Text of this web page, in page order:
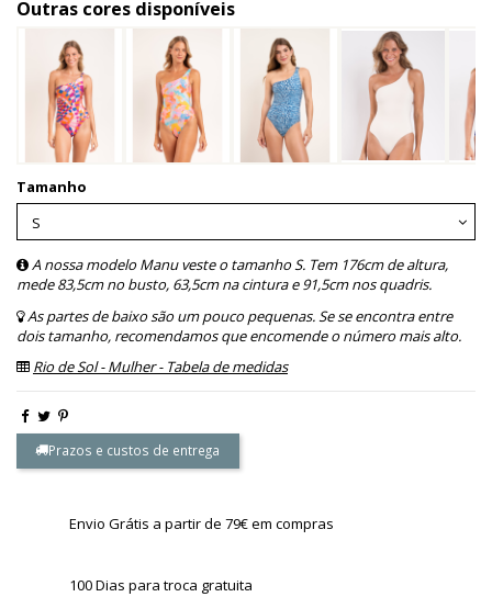
Outras cores disponíveis
Tamanho
A nossa modelo Manu veste o tamanho S. Tem 176cm de altura,
mede 83,5cm no busto, 63,5cm na cintura e 91,5cm nos quadris.
As partes de baixo são um pouco pequenas. Se se encontra entre
dois tamanho, recomendamos que encomende o número mais alto.
Rio de Sol - Mulher - Tabela de medidas
Prazos e custos de entrega
Envio Grátis a partir de 79€ em compras
100 Dias para troca gratuita